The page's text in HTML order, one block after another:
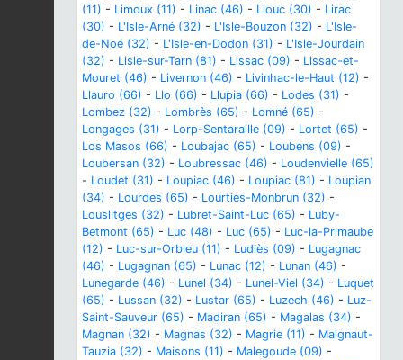
(11) - Limoux (11) - Linac (46) - Liouc (30) - Lirac
(30) - L'Isle-Arné (32) - L'Isle-Bouzon (32) - L'Isle-
de-Noé (32) - L'Isle-en-Dodon (31) - L'Isle-Jourdain
(32) - Lisle-sur-Tarn (81) - Lissac (09) - Lissac-et-
Mouret (46) - Livernon (46) - Livinhac-le-Haut (12) -
Llauro (66) - Llo (66) - Llupia (66) - Lodes (31) -
Lombez (32) - Lombrès (65) - Lomné (65) -
Longages (31) - Lorp-Sentaraille (09) - Lortet (65) -
Los Masos (66) - Loubajac (65) - Loubens (09) -
Loubersan (32) - Loubressac (46) - Loudenvielle (65)
- Loudet (31) - Loupiac (46) - Loupiac (81) - Loupian
(34) - Lourdes (65) - Lourties-Monbrun (32) -
Louslitges (32) - Lubret-Saint-Luc (65) - Luby-
Betmont (65) - Luc (48) - Luc (65) - Luc-la-Primaube
(12) - Luc-sur-Orbieu (11) - Ludiès (09) - Lugagnac
(46) - Lugagnan (65) - Lunac (12) - Lunan (46) -
Lunegarde (46) - Lunel (34) - Lunel-Viel (34) - Luquet
(65) - Lussan (32) - Lustar (65) - Luzech (46) - Luz-
Saint-Sauveur (65) - Madiran (65) - Magalas (34) -
Magnan (32) - Magnas (32) - Magrie (11) - Maignaut-
Tauzia (32) - Maisons (11) - Malegoude (09) -